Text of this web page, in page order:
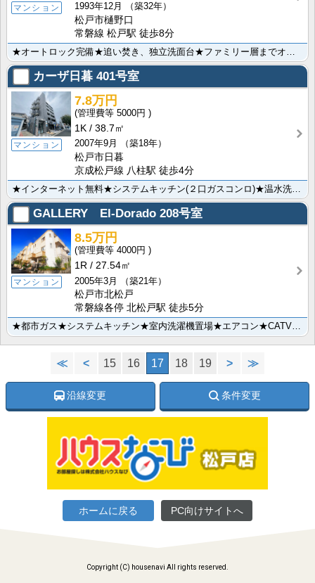
マンション
1993年12月
（築32年）
松戸市樋野口
常磐線 松戸駅 徒歩8分
カーザ日暮 401号室
マンション
7.8万円
5000円
1K
38.7㎡
2007年9月
（築18年）
松戸市日暮
京成松戸線 八柱駅 徒歩4分
★インターネット無料★システムキッチン(２口ガスコンロ)★温水洗浄暖房便座★独立洗面化粧台★鉄筋コン･･･
GALLERY El-Dorado 208号室
マンション
8.5万円
4000円
1R
27.54㎡
2005年3月
（築21年）
松戸市北松戸
常磐線各停 北松戸駅 徒歩5分
★都市ガス★システムキッチン★室内洗濯機置場★エアコン★CATV★オートロック★
≪ < 15 16 17 18 19 > ≫
沿線変更 条件変更
ホームに戻る PC向けサイトへ
Copyright (C) housenavi All rights reserved.